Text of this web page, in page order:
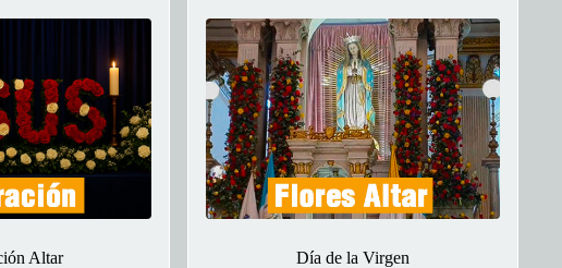
Altar Día de la Virgen